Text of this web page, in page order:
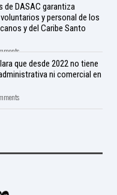
DASAC garantiza
y personal de los
y del Caribe Santo
que desde 2022 no tiene
ni comercial en